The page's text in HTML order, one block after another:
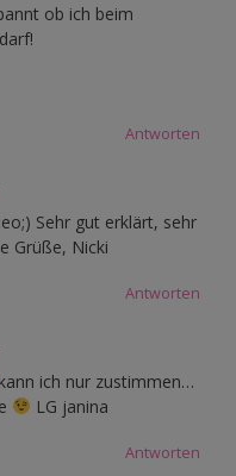
ob ich beim
Antworten
Sehr gut erklärt, sehr
Grüße, Nicki
Antworten
kann ich nur zustimmen…
LG janina
Antworten